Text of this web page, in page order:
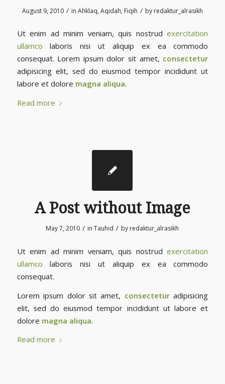
August 9, 2010 / in Ahklaq,Aqidah, Fiqih / by redaktur_alrasikh
Ut enim ad minim veniam, quis nostrudexercitation
ullamco laboris nisi ut aliquip ex ea commodo
consequat. Lorem ipsum dolor sit amet, consectetur
adipisicing elit, sed do eiusmod tempor incididunt ut
labore et dolore magna aliqua.
Read more
A Post without Image
May 7, 2010 / inTauhid / by redaktur_alrasikh
Ut enim ad minim veniam, quis nostrudexercitation
ullamco laboris nisi ut aliquip ex ea commodo
consequat.
Lorem ipsum dolor sit amet, consecteturadipisicing
elit, sed do eiusmod tempor incididunt ut labore et
dolore magna aliqua.
Read more